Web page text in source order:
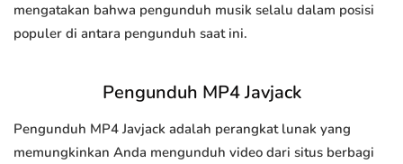
mengatakan bahwa pengunduh musik selalu dalam posisi
populer di antara pengunduh saat ini.
Pengunduh MP4 Javjack
Pengunduh MP4 Javjack adalah perangkat lunak yang
memungkinkan Anda mengunduh video dari situs berbagi